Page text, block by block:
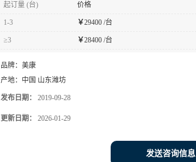
起订量 (台) 价格
1-3 ￥29400 /台
≥3 ￥28400 /台
品牌： 美康
产地： 中国 山东潍坊
发布日期： 2019-09-28
更新日期： 2026-01-29
发送咨询信息